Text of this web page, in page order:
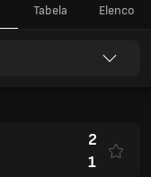
Tabela Elenco
2
1